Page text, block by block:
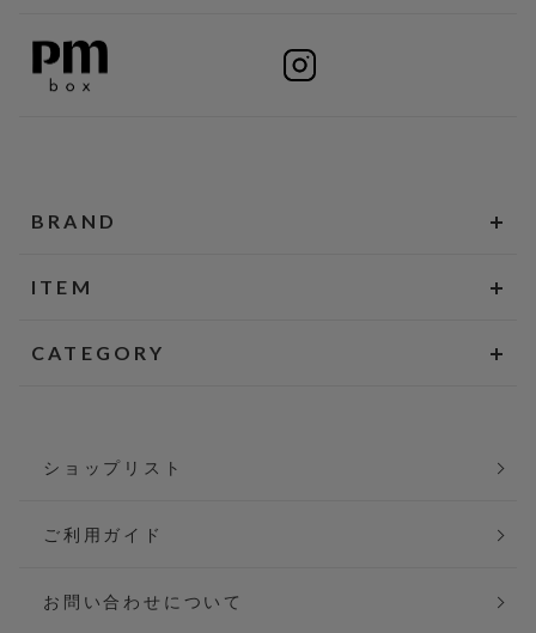
BRAND
ITEM
CATEGORY
ショップリスト
ご利用ガイド
お問い合わせについて